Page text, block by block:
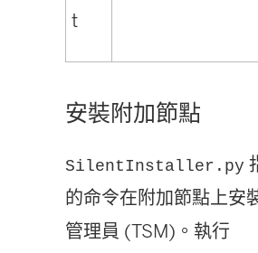
t
安裝附加節點
SilentInstaller.py
的命令在附加節點上安
管理員 (TSM)。執行